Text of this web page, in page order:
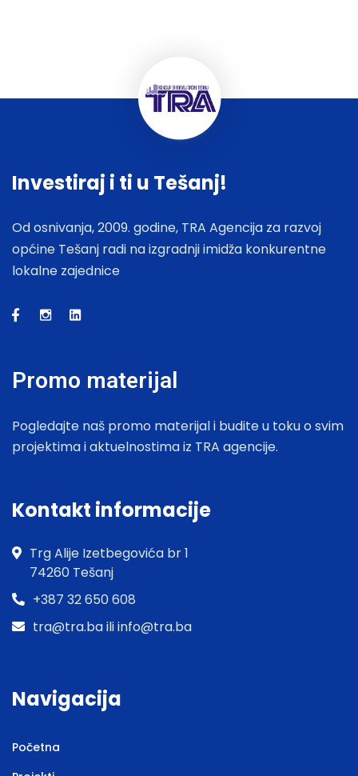
Investiraj i ti u Tešanj!
Od osnivanja, 2009. godine, TRA Agencija za razvoj
općine Tešanj radi na izgradnji imidža konkurentne
lokalne zajednice
Promo materijal
Pogledajte naš promo materijal i budite u toku o svim
projektima i aktuelnostima iz TRA agencije.
Kontakt informacije
Trg Alije Izetbegovića br 1
74260 Tešanj
+387 32 650 608
tra@tra.ba ili info@tra.ba
Navigacija
Početna